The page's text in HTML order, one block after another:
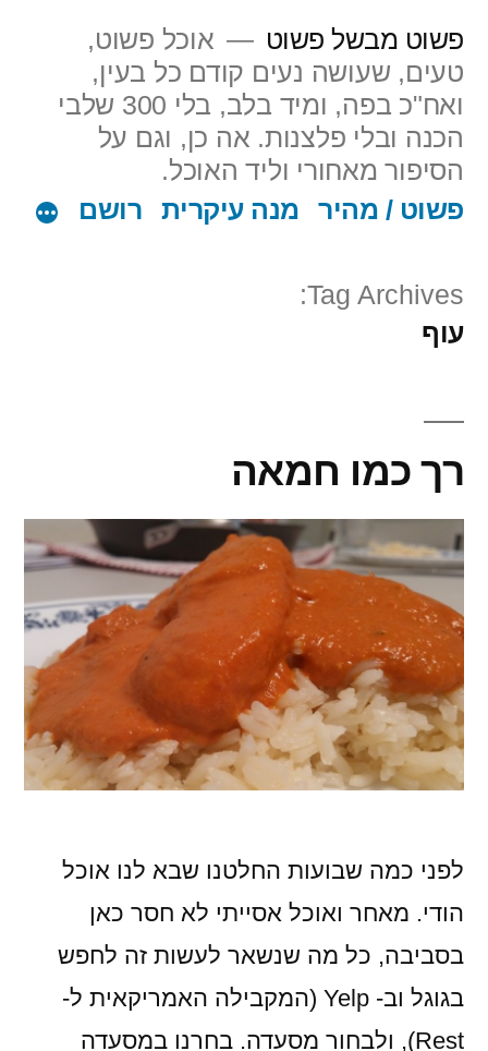
לתוכן
פשוט מבשל פשוט
אוכל פשוט,
טעים, שעושה נעים קודם כל בעין,
ואח"כ בפה, ומיד בלב, בלי 300 שלבי
הכנה ובלי פלצנות. אה כן, וגם על
הסיפור מאחורי וליד האוכל.
פשוט / מהיר
מנה עיקרית רושם
Tag Archives:
עוף
רך כמו חמאה
לפני כמה שבועות החלטנו שבא לנו אוכל
הודי. מאחר ואוכל אסייתי לא חסר כאן
בסביבה, כל מה שנשאר לעשות זה לחפש
בגוגל וב- Yelp (המקבילה האמריקאית ל-
Rest), ולבחור מסעדה. בחרנו במסעדה